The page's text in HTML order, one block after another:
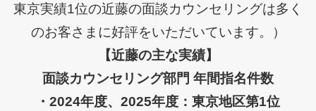
東京実績1位の近藤の面談カウンセリングは多く
のお客さまに好評をいただいています。）
【近藤の主な実績】
面談カウンセリング部門 年間指名件数
・2024年度、2025年度：東京地区第1位